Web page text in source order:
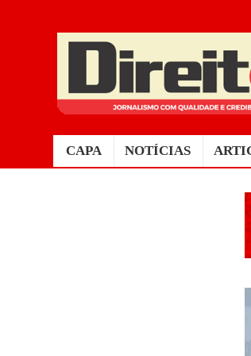
CAPA NOTÍCIAS